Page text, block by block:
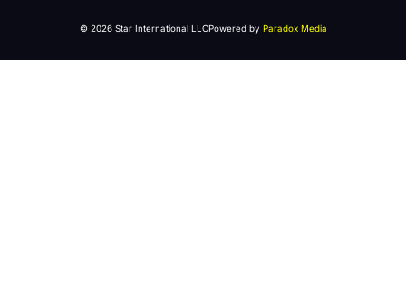
© 2026 Star International LLCPowered by Paradox Media